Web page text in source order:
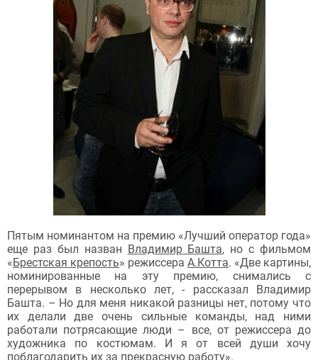
Пятым номинантом на премию «Лучший оператор года»
еще раз был назван Владимир Башта, но с фильмом
«Брестская крепость» режиссера А.Котта. «Две картины,
номинированные на эту премию, снимались с
перерывом в несколько лет, - рассказал Владимир
Башта. – Но для меня никакой разницы нет, потому что
их делали две очень сильные команды, над ними
работали потрясающие люди – все, от режиссера до
художника по костюмам. И я от всей души хочу
поблагодарить их за прекрасную работу».